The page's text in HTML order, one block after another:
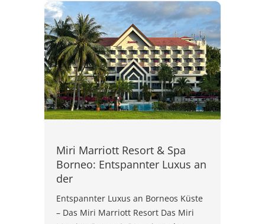
Miri Marriott Resort & Spa
Borneo: Entspannter Luxus an
der
Entspannter Luxus an Borneos Küste
– Das Miri Marriott Resort Das Miri